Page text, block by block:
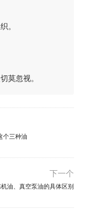
。
莫忽视。
个三种油
下一个
油、真空泵油的具体区别